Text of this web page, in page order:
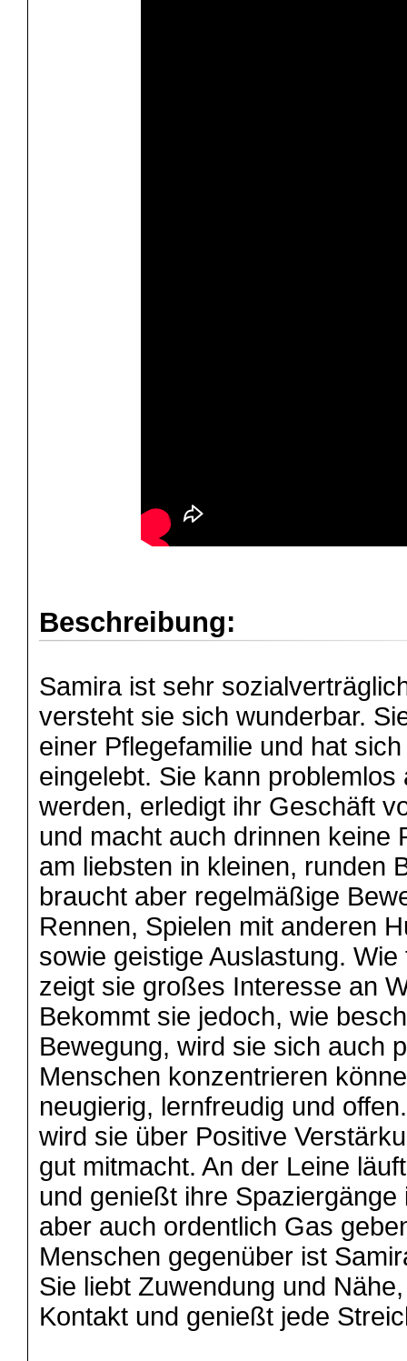
Beschreibung:
Samira ist sehr
versteht sie sich wunderbar.
einer Pflegefamilie und hat
eingelebt. Sie kann problemlos
werden, erledigt ihr Geschäft
und macht auch drinnen keine
am liebsten in kleinen, runden
braucht aber regelmäßige
Rennen, Spielen mit anderen
sowie geistige Auslastung.
zeigt sie großes Interesse an
Bekommt sie jedoch, wie
Bewegung, wird sie sich auch
Menschen konzentrieren
neugierig, lernfreudig und
wird sie über Positive
gut mitmacht. An der Leine
und genießt ihre
aber auch ordentlich Gas
Menschen gegenüber ist
Sie liebt Zuwendung und
Kontakt und genießt jede